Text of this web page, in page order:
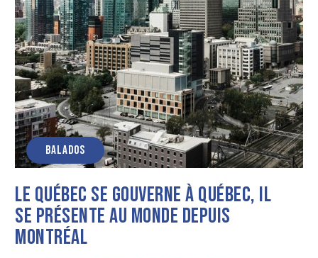
BALADOS
Le Québec se gouverne à Québec, il
se présente au monde depuis
Montréal